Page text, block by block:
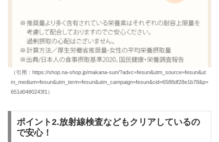
（引用：https://shop.na-shop.jp/makana-sun/?advc=fesun&utm_source=fesun&ut
m_medium=fesun&utm_term=fesun&utm_campaign=fesun&cid=6588df28e1b78&p=
651d0480243f1）
ポイント2.放射線検査などもクリアしているの
で安心！